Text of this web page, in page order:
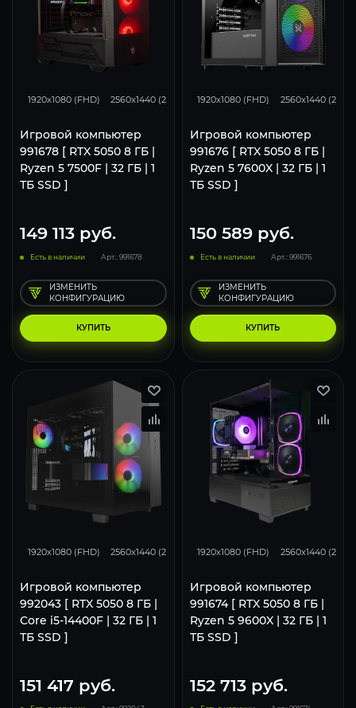
1920x1080 (FHD) 2560x1440 (2K) 3840x2160 (4K)
Игровой компьютер
991678 [ RTX 5050 8 ГБ |
Ryzen 5 7500F | 32 ГБ | 1
ТБ SSD ]
149 113 руб.
Есть в наличии Арт.: 991678
КУПИТЬ
ИЗМЕНИТЬ
КОНФИГУРАЦИЮ
1920x1080 (FHD) 2560x1440 (2K)
Игровой компьютер
991676 [ RTX 5050 8 ГБ |
Ryzen 5 7600X | 32 ГБ | 1
ТБ SSD ]
150 589руб.
Есть в наличии Арт.: 991676
КУПИТЬ
ИЗМЕНИТЬ
КОНФИГУРАЦИЮ
1920x1080 (FHD) 2560x1440 (2K) 3840x2160 (4K)
Игровой компьютер
992043 [ RTX 5050 8 ГБ |
Core i5-14400F | 32 ГБ | 1
ТБ SSD ]
151 417 руб.
1920x1080 (FHD) 2560x1440 (2K)
Игровой компьютер
991674 [ RTX 5050 8 ГБ |
Ryzen 5 9600X | 32 ГБ | 1
ТБ SSD ]
152 713руб.